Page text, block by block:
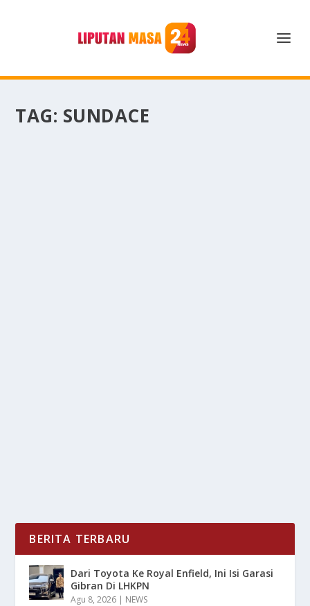
TAG: SUNDACE
BERITA TERBARU
Dari Toyota Ke Royal Enfield, Ini Isi Garasi
Gibran Di LHKPN
Agu 8, 2026 | NEWS